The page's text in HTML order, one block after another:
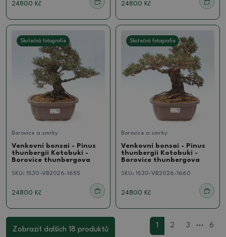
24800 Kč 24800 Kč
Skutečná fotografie
Borovice a smrky
Venkovní bonsai - Pinus
thunbergii Kotobuki -
Borovice thunbergova
SKU: 1530-VB2026-1655
24800 Kč
Skutečná fotografie
Borovice a smrky
Venkovní bonsai - Pinus
thunbergii Kotobuki -
Borovice thunbergova
SKU: 1530-VB2026-1660
24800 Kč
Zobrazit dalších 18 produktů
1 2 3 ... 6